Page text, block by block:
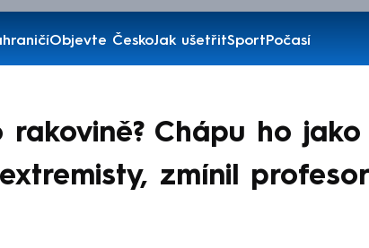
Objevte ČeskoJak ušetřitSportPočasí
rakovině? Chápu ho jako
zmínil profesor